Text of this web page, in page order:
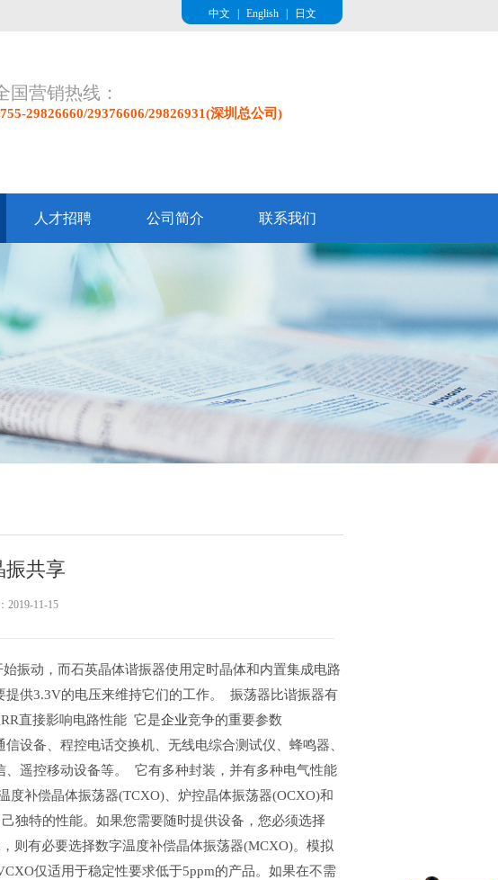
中文 English 日文
国营销热线：
29826660/29376606/29826931(深圳总公司)
人才招聘 公司简介 联系我们
振共享
2019-11-15
振动，而石英晶体谐振器使用定时晶体和内置集成电路
供3.3V的电压来维持它们的工作。 振荡器比谐振器有
直接影响电路性能 它是企业竞争的重要参数
设备、程控电话交换机、无线电综合测试仪、蜂鸣器、
遥控移动设备等。 它有多种封装，并有多种电气性能
补偿晶体振荡器(TCXO)、炉控晶体振荡器(OCXO)和
独特的性能。如果您需要随时提供设备，您必须选择
则有必要选择数字温度补偿晶体振荡器(MCXO)。模拟
仅适用于稳定性要求低于5ppm的产品。如果在不需